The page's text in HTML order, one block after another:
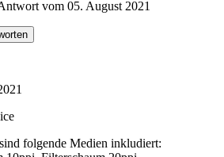
vom 05. August 2021
folgende Medien inkludiert: